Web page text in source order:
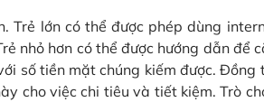
Trẻ lớn có thể được phép dùng
nhỏ hơn có thể được hướng dẫn để
số tiền mặt chúng kiếm được.
cho việc chi tiêu và tiết kiệm. Trò